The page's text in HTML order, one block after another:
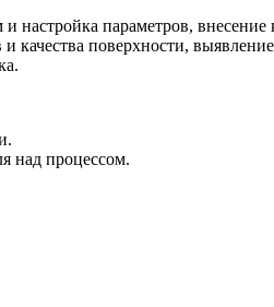
настройка параметров,
качества поверхности,
над процессом.